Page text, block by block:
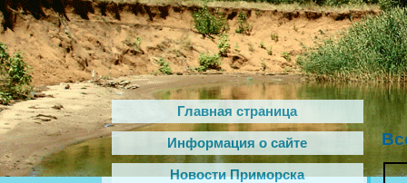
Главная страница
Информация о сайте
Новости Приморска